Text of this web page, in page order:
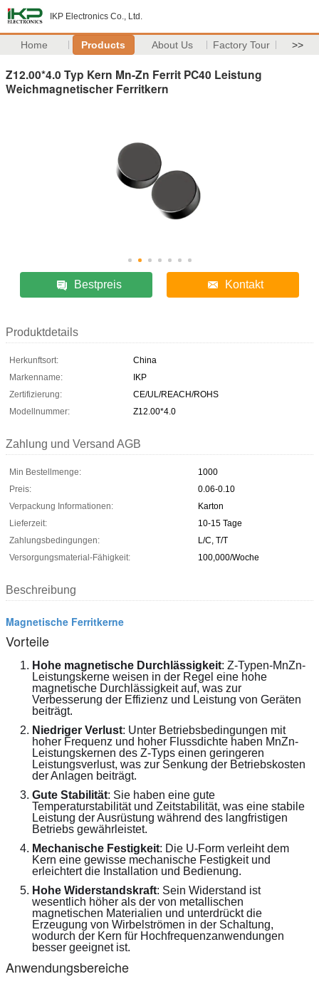
IKP Electronics Co., Ltd.
Home Products About Us Factory Tour >>
Z12.00*4.0 Typ Kern Mn-Zn Ferrit PC40 Leistung
Weichmagnetischer Ferritkern
Bestpreis Kontakt
Produktdetails
Herkunftsort:
China
Markenname:
IKP
Zertifizierung:
CE/UL/REACH/ROHS
Modellnummer:
Z12.00*4.0
Zahlung und Versand AGB
Min Bestellmenge:
1000
Preis:
0.06-0.10
Verpackung Informationen:
Karton
Lieferzeit:
10-15 Tage
Zahlungsbedingungen:
L/C, T/T
Versorgungsmaterial-Fähigkeit:
100,000/Woche
Beschreibung
Magnetische Ferritkerne
Vorteile
Hohe magnetische Durchlässigkeit: Z-Typen-MnZn-
Leistungskerne weisen in der Regel eine hohe
magnetische Durchlässigkeit auf, was zur
Verbesserung der Effizienz und Leistung von Geräten
beiträgt.
Niedriger Verlust: Unter Betriebsbedingungen mit
hoher Frequenz und hoher Flussdichte haben MnZn-
Leistungskernen des Z-Typs einen geringeren
Leistungsverlust, was zur Senkung der Betriebskosten
der Anlagen beiträgt.
Gute Stabilität: Sie haben eine gute
Temperaturstabilität und Zeitstabilität, was eine stabile
Leistung der Ausrüstung während des langfristigen
Betriebs gewährleistet.
Mechanische Festigkeit: Die U-Form verleiht dem
Kern eine gewisse mechanische Festigkeit und
erleichtert die Installation und Bedienung.
Hohe Widerstandskraft: Sein Widerstand ist
wesentlich höher als der von metallischen
magnetischen Materialien und unterdrückt die
Erzeugung von Wirbelströmen in der Schaltung,
wodurch der Kern für Hochfrequenzanwendungen
besser geeignet ist.
Anwendungsbereiche